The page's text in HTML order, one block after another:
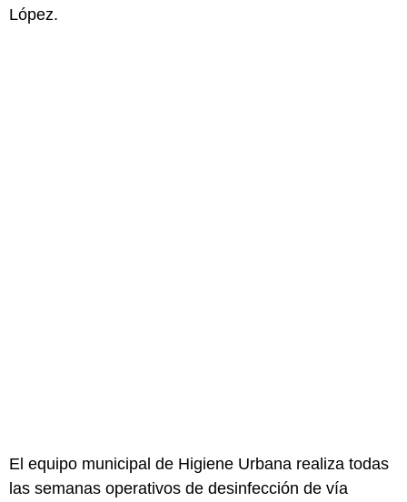
López.
El equipo municipal de Higiene Urbana realiza todas
las semanas operativos de desinfección de vía